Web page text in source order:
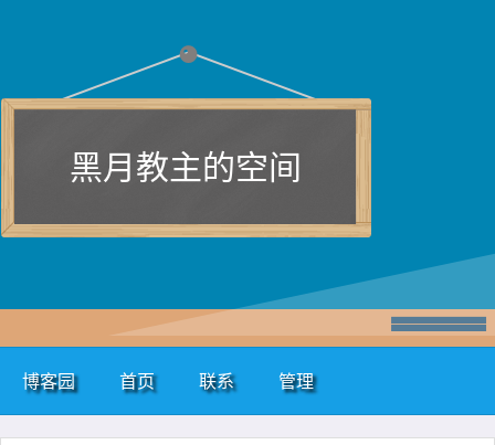
黑月教主的空间
博客园 首页 联系 管理